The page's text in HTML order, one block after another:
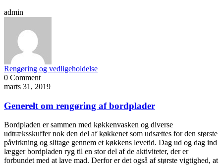
admin
Rengøring og vedligeholdelse
0 Comment
marts 31, 2019
Generelt om rengøring af bordplader
Bordpladen er sammen med køkkenvasken og diverse
udtræksskuffer nok den del af køkkenet som udsættes for den største
påvirkning og slitage gennem et køkkens levetid. Dag ud og dag ind
lægger bordpladen ryg til en stor del af de aktiviteter, der er
forbundet med at lave mad. Derfor er det også af største vigtighed, at